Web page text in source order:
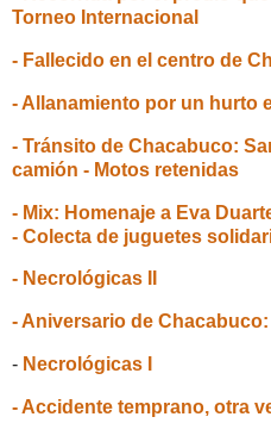
Torneo Internacional
- Fallecido en el centro de
- Allanamiento por un hurto
- Tránsito de Chacabuco:
camión - Motos retenidas
- Mix: Homenaje a Eva
- Colecta de juguetes
- Necrológicas II
- Aniversario de
- Necrológicas I
- Accidente temprano, otra